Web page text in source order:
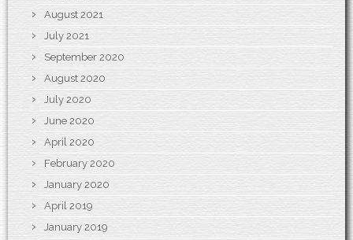
August 2021
July 2021
September 2020
August 2020
July 2020
June 2020
April 2020
February 2020
January 2020
April 2019
January 2019